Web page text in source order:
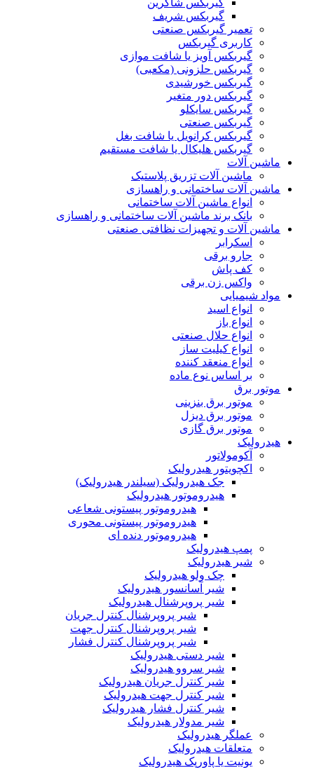
گیربکس شاکرین
گیربکس شریف
تعمیر گیربکس صنعتی
کاربری گیربکس
گیربکس آویز یا شافت موازی
گیربکس حلزونی (مکعبی)
گیربکس خورشیدی
گیربکس دور متغیر
گیربکس سایکلو
گیربکس صنعتی
گیربکس کرانویل یا شافت بغل
گیربکس هلیکال یا شافت مستقیم
ماشین آلات
ماشین آلات تزریق پلاستیک
ماشین آلات ساختمانی و راهسازی
انواع ماشین آلات ساختمانی
بانک برند ماشین آلات ساختمانی و راهسازی
ماشین آلات و تجهیزات نظافتی صنعتی
اسکرابر
جارو برقی
کف پاش
واکس زن برقی
مواد شیمیایی
انواع اسید
انواع باز
انواع حلال صنعتی
انواع کیلیت ساز
انواع منعقد کننده
بر اساس نوع ماده
موتور برق
موتور برق بنزینی
موتور برق دیزل
موتور برق گازی
هیدرولیک
آکومولاتور
اکچویتور هیدرولیک
جک هیدرولیک (سیلندر هیدرولیک)
هیدروموتور هیدرولیک
هیدروموتور پیستونی شعاعی
هیدروموتور پیستونی محوری
هیدروموتور دنده ای
پمپ هیدرولیک
شیر هیدرولیک
چک ولو هیدرولیک
شیر آسانسور هیدرولیک
شیر پروپرشنال هیدرولیک
شیر پروپرشنال کنترل جریان
شیر پروپرشنال کنترل جهت
شیر پروپرشنال کنترل فشار
شیر دستی هیدرولیک
شیر سروو هیدرولیک
شیر کنترل جریان هیدرولیک
شیر کنترل جهت هیدرولیک
شیر کنترل فشار هیدرولیک
شیر مدولار هیدرولیک
عملگر هیدرولیک
متعلقات هیدرولیک
یونیت یا پاورپک هیدرولیک